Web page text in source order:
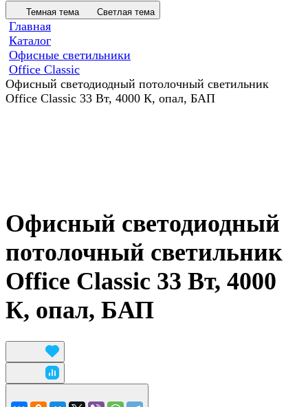
Темная тема Светлая тема
Главная
Каталог
Офисные светильники
Office Classic
Офисный светодиодный потолочный светильник
Office Classic 33 Вт, 4000 К, опал, БАП
Офисный светодиодный
потолочный светильник
Office Classic 33 Вт, 4000
К, опал, БАП